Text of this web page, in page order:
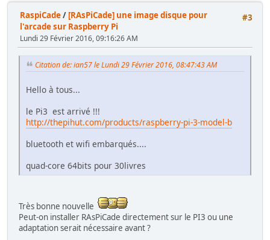
#3
RaspiCade/ [RAsPiCade] une image disque pour
l'arcade sur Raspberry Pi
Lundi 29 Février 2016, 09:16:26 AM
Citation de: ian57 le Lundi 29 Février 2016, 08:47:43 AM
Hello à tous...
le Pi3 est arrivé !!!
http://thepihut.com/products/raspberry-pi-3-model-b
bluetooth et wifi embarqués....
quad-core 64bits pour 30livres
Très bonne nouvelle
Peut-on installer RAsPiCade directement sur le PI3 ou une
adaptation serait nécessaire avant ?